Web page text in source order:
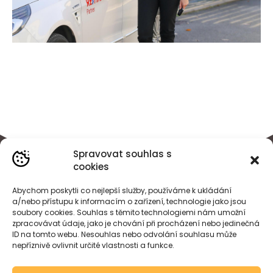
Spravovat souhlas s
cookies
Abychom poskytli co nejlepší služby, používáme k ukládání
a/nebo přístupu k informacím o zařízení, technologie jako jsou
soubory cookies. Souhlas s těmito technologiemi nám umožní
zpracovávat údaje, jako je chování při procházení nebo jedinečná
ID na tomto webu. Nesouhlas nebo odvolání souhlasu může
nepříznivě ovlivnit určité vlastnosti a funkce.